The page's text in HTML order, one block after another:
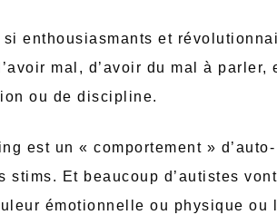
enthousiasmants et
mal, d’avoir du mal à parler,
ou de discipline.
est un « comportement » d’auto-
Et beaucoup d’autistes vont
émotionnelle ou physique ou